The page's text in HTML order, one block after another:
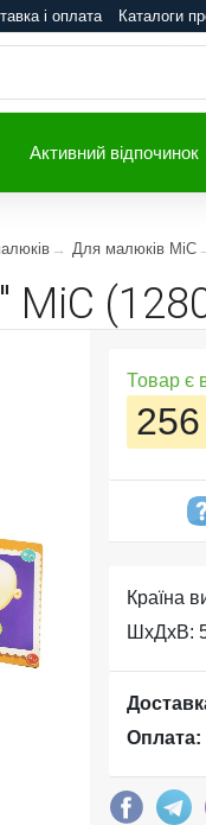
і оплата Каталоги
Активний відпочинок
Для малюків MiC
MiC
Товар є
256
Країна
ШхДхВ:
Оплата: